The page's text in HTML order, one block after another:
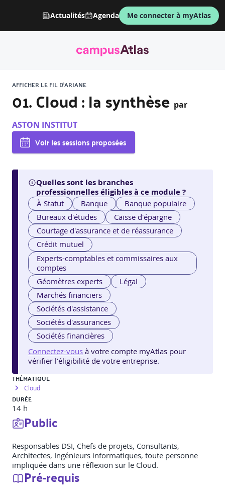
Actualités Agenda Me connecter à myAtlas
AFFICHER LE FIL D'ARIANE
01. Cloud : la synthèse par
ASTON INSTITUT
Voir les sessions proposées
Quelles sont les branches
professionnelles éligibles à ce module ?
À Statut Banque
Banque populaire
Bureaux d'études
Caisse d'épargne
Courtage d'assurance et de réassurance
Crédit mutuel
Experts-comptables et commissaires aux
comptes
Géomètres experts
Légal
Marchés financiers
Sociétés d'assistance
Sociétés d'assurances
Sociétés financières
Connectez-vous à votre compte myAtlas pour
vérifier l'éligibilité de votre entreprise.
THÉMATIQUE
Cloud
DURÉE
14 h
Public
Responsables DSI, Chefs de projets, Consultants,
Architectes, Ingénieurs informatiques, toute personne
impliquée dans une réflexion sur le Cloud.
Pré-requis